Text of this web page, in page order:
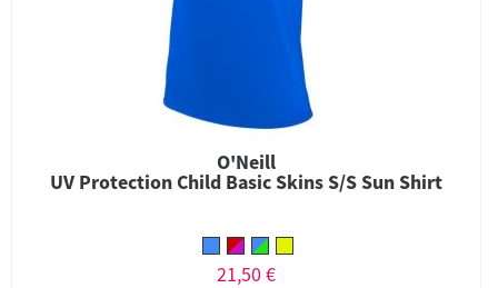
O'Neill
UV Protection Child Basic Skins S/S Sun Shirt
21,50 €